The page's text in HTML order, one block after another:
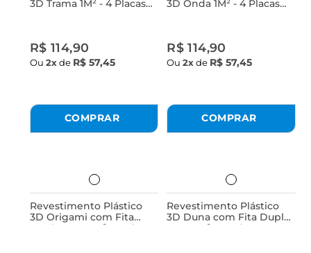
3D Trama 1M² - 4 Placas
R$ 114,90
Ou 2xde R$ 57,45
3D Onda 1M² - 4 Placas
R$ 114,90
Ou2xde R$ 57,45
Revestimento Plástico
3D Origami com Fita
Dupla Face 1m² - 4 Placas
Revestimento Plástico
3D Duna com Fita Dupla
Face 1m² - 16 Placas